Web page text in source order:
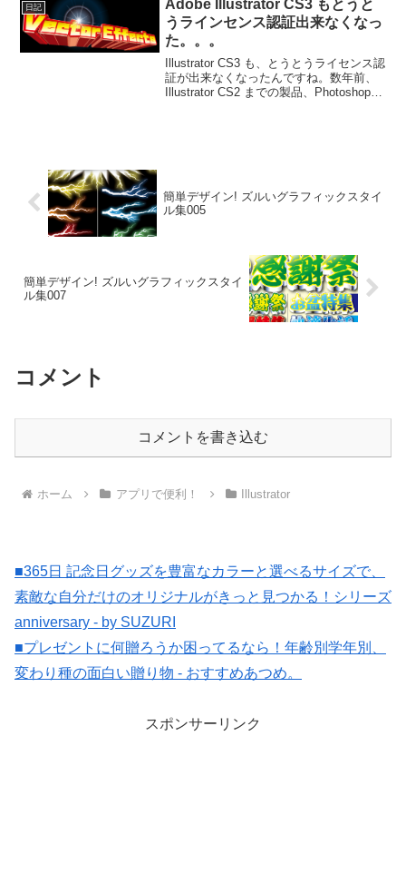
日記
Adobe Illustrator CS3 もとうと
うラインセンス認証出来なくなっ
た。。。
Illustrator CS3 も、とうとうライセンス認
証が出来なくなったんですね。数年前、
Illustrator CS2 までの製品、Photoshop
簡単デザイン! ズルいグラフィックスタイ
ル集005
簡単デザイン! ズルいグラフィックスタイ
ル集007
コメント
コメントを書き込む
ホーム アプリで便利！ Illustrator
■365日 記念日グッズを豊富なカラーと選べるサイズで、
素敵な自分だけのオリジナルがきっと見つかる！シリーズ
anniversary - by SUZURI
■プレゼントに何贈ろうか困ってるなら！年齢別学年別、
変わり種の面白い贈り物 - おすすめあつめ。
スポンサーリンク